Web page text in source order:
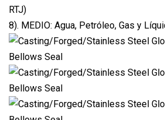
RTJ)
8). MEDIO: Agua, Petróleo, Gas y